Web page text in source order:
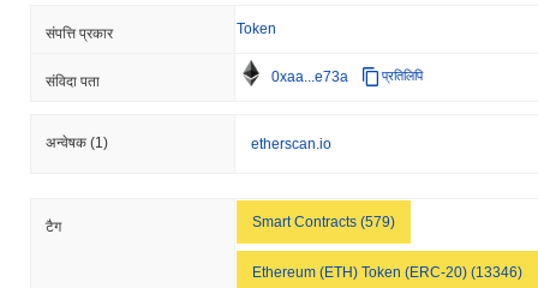
संपत्ति प्रकार Token
संविदा पता 0xaa...e73a प्रतिलिपि
अन्वेषक (1) etherscan.io
टैग Smart Contracts (579)
Ethereum (ETH) Token (ERC-20) (13346)